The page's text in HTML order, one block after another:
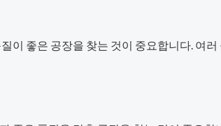
이 좋은 공장을 찾는 것이 중요합니다. 여